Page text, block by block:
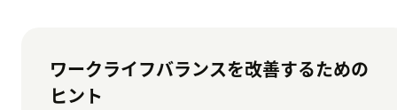
ワークライフバランスを改善するための
ヒント